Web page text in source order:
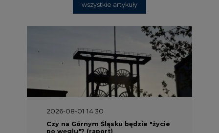
wszystkie artykuły
2026-08-01 14:30
Czy na Górnym Śląsku będzie "życie
po węglu"? (raport)